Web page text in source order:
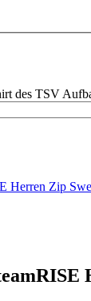
Herren Zip